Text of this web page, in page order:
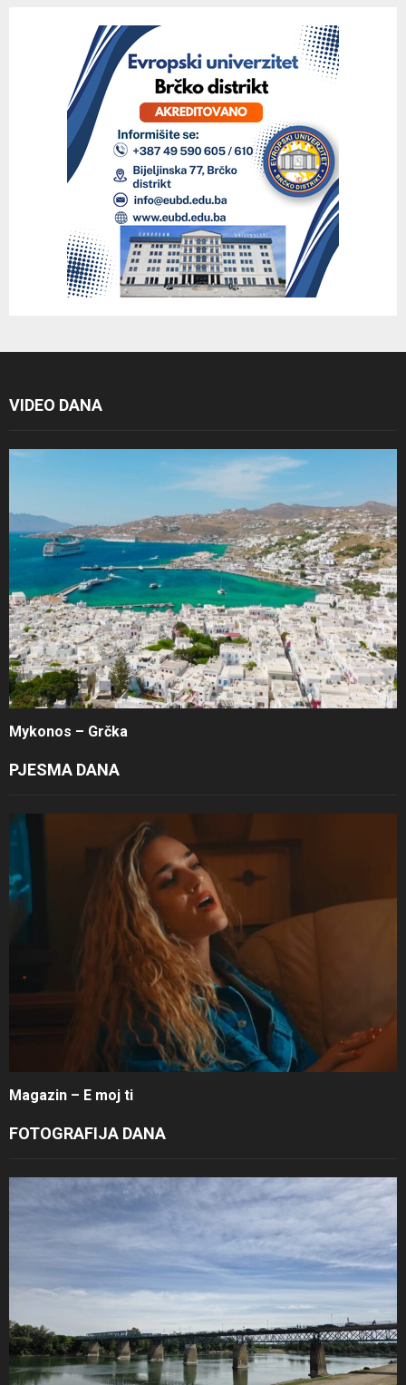
VIDEO DANA
Mykonos – Grčka
PJESMA DANA
Magazin – E moj ti
FOTOGRAFIJA DANA